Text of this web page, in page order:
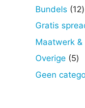
Bundels 1212
Gratis
Maatwerk &
Overige 55
Geen